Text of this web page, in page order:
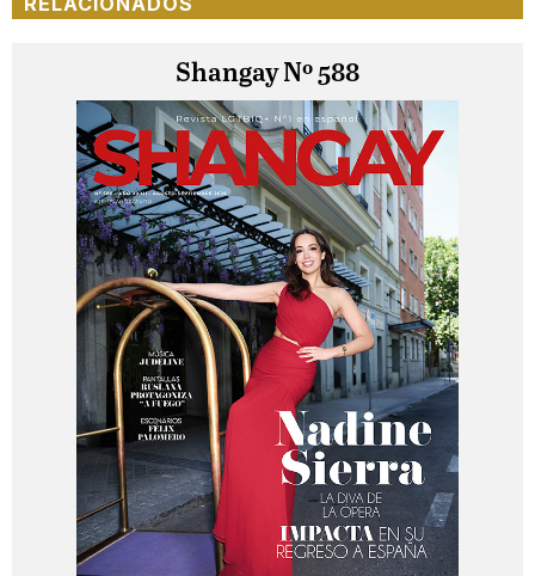
Shangay Nº 588